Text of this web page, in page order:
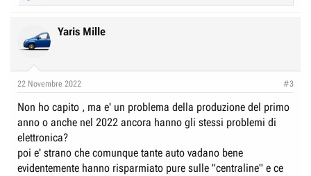
e
t
i
s
Yaris Mille
22 Novembre 2022 #3
Non ho capito , ma e' un problema della produzione del primo
anno o anche nel 2022 ancora hanno gli stessi problemi di
elettronica?
poi e' strano che comunque tante auto vadano bene
evidentemente hanno risparmiato pure sulle "centraline" e ce